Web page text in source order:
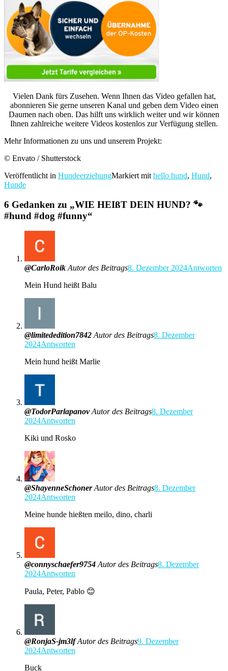
Vielen Dank fürs Zusehen. Wenn Ihnen das Video gefallen hat,
abonnieren Sie gerne unseren Kanal und geben dem Video einen
Daumen nach oben. Das hilft uns wirklich weiter und wir können
Ihnen zahlreiche weitere Videos kostenlos zur Verfügung stellen.
Mehr Informationen zu uns und unserem Projekt:
© Envato / Shutterstock
Veröffentlicht in HundeerziehungMarkiert mit hello hund, Hund,
Hunde
6 Gedanken zu „WIE HEIßT DEIN HUND? 🐾
#hund #dog #funny“
@CarloRoik Autor des Beitrags8. Dezember 2024Antworten
Mein Hund heißt Balu
@limitededition7842 Autor des Beitrags8. Dezember
2024Antworten
Mein hund heißt Marlie
@TodorParlapanov Autor des Beitrags8. Dezember
2024Antworten
Kiki und Rosko
@ShayenneSchoner Autor des Beitrags8. Dezember
2024Antworten
Meine hunde hießten meilo, dino, charli
@connyschaefer9754 Autor des Beitrags8. Dezember
2024Antworten
Paula, Peter, Pablo 😊
@RonjaS-jm3lf Autor des Beitrags9. Dezember
2024Antworten
Buck